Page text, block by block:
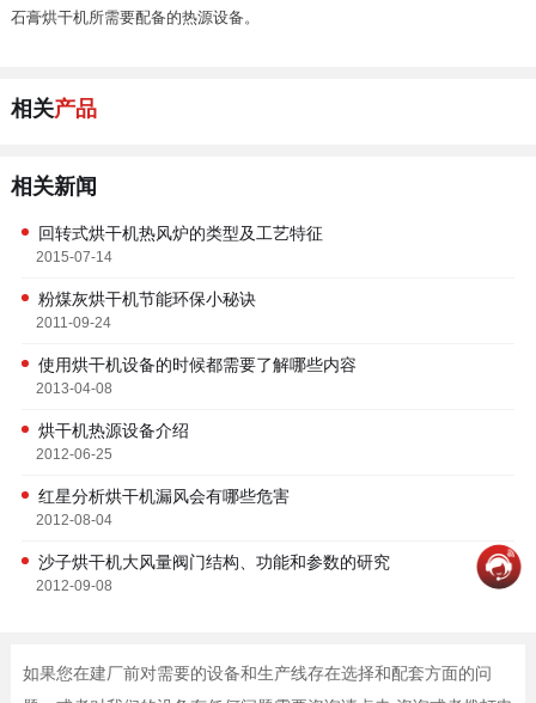
石膏烘干机所需要配备的热源设备。
相关产品
相关新闻
回转式烘干机热风炉的类型及工艺特征
2015-07-14
粉煤灰烘干机节能环保小秘诀
2011-09-24
使用烘干机设备的时候都需要了解哪些内容
2013-04-08
烘干机热源设备介绍
2012-06-25
红星分析烘干机漏风会有哪些危害
2012-08-04
沙子烘干机大风量阀门结构、功能和参数的研究
2012-09-08
如果您在建厂前对需要的设备和生产线存在选择和配套方面的问